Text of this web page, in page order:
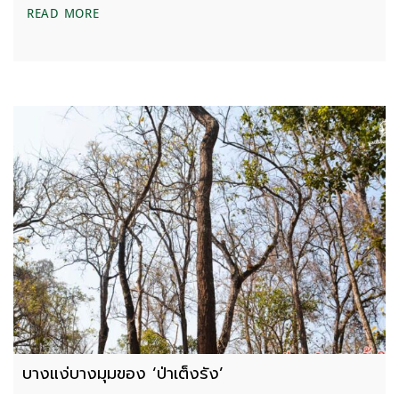
READ MORE‘เต่าปูลู’ สัญลักษณ์ของการป้องกันไฟป่า จะทำอย่างไ
บางแง่บางมุมของ ‘ป่าเต็งรัง’